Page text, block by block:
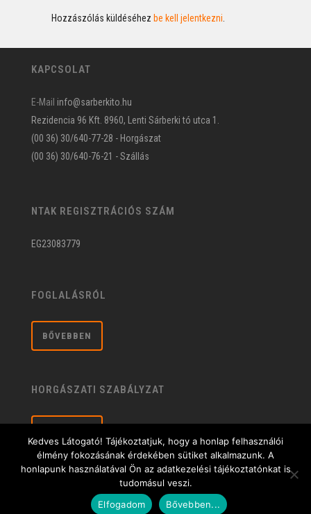
Hozzászólás küldéséhez be kell jelentkezni
KAPCSOLAT
E-Mail info@sarberkito.hu
Rezidencia 96 Kft. 8960, Lenti Sárberki tó utca 1.
(00 36) 30/640-77-28 - Horgászat
(00 36) 30/640-76-21 - Szállás
NTAK REGISZTRÁCIÓS SZÁM
EG23083779
FOGLALÁSRÓL
BŐVEBBEN
HORGÁSZATI SZABÁLYZAT
| © 2020 Sárberki Horgásztó és Szabadidőközpont |
Kedves Látogató! Tájékoztatjuk, hogy a honlap felhasználói
élmény fokozásának érdekében sütiket alkalmazunk. A
honlapunk használatával Ön az adatkezelési tájékoztatónkat is
tudomásul veszi.
Elfogadom
Bővebben...